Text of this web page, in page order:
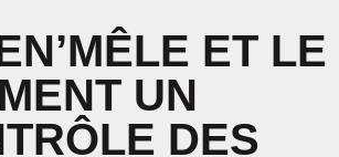
ET LE
UN
DES